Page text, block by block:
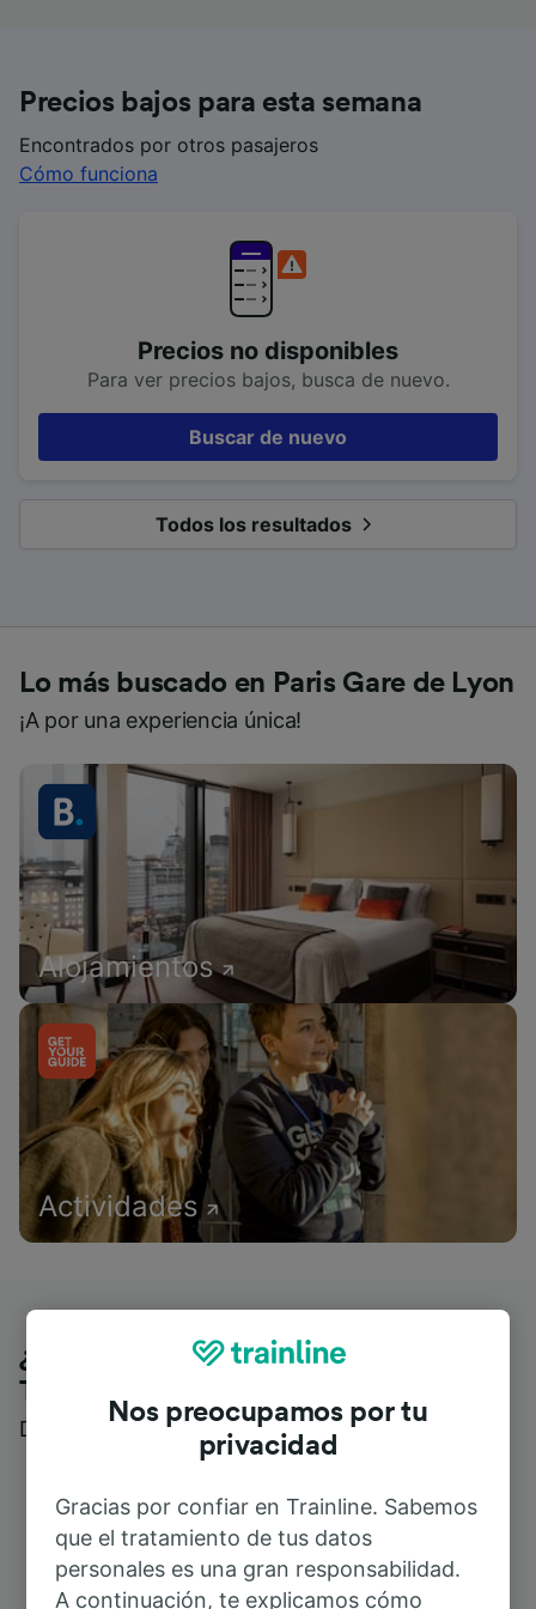
Precios bajos para esta semana
Encontrados por otros pasajeros
Cómo funciona
Precios no disponibles
Para ver precios bajos, busca de nuevo.
Buscar de nuevo
Todos los resultados
Lo más buscado en Paris Gare de Lyon
¡A por una experiencia única!
Alojamientos
Actividades
¿Qué piensan nuestros clientes de
Trainline?
Descubre reseñas reales de nuestros viajeros
Nos preocupamos por tu
privacidad
Gracias por confiar en Trainline. Sabemos
que el tratamiento de tus datos
personales es una gran responsabilidad.
A continuación, te explicamos cómo